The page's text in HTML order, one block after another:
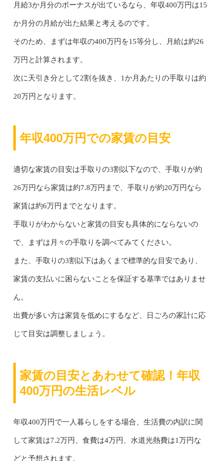
月給3か月分のボーナスが出ているなら、年収400万円は15
か月分の月給が出た結果と考えるのです。
そのため、まずは年収の400万円を15等分し、月給は約26
万円と計算されます。
次に天引き分として2割を抜き、1か月あたりの手取りは約
20万円となります。
年収400万円での家賃の目安
適切な家賃の目安は手取りの3割以下なので、手取りが約
26万円なら家賃は約7.8万円まで、手取りが約20万円なら
家賃は約6万円までとなります。
手取りがわからないと家賃の目安も具体的にならないの
で、まずは月々の手取りを調べてみてください。
また、手取りの3割以下はあくまで標準的な目安であり、
家賃の支払いに困らないことを保証する基準ではありませ
ん。
出費が多い方は家賃を低めにするなど、日ごろの家計に応
じて目安は調整しましょう。
家賃の目安とあわせて確認！年収
400万円の生活レベル
年収400万円で一人暮らしをする場合、生活費の内訳に関
して家賃は7.2万円、食費は4万円、水道光熱費は1万円な
どと予想されます。